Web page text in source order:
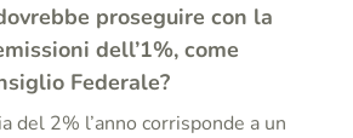
proseguire con la
dell’1%, come
Federale?
del 2% l’anno corrisponde a un